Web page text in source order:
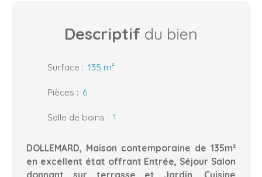
Descriptif du bien
Surface : 135 m²
Pièces : 6
Salle de bains : 1
DOLLEMARD, Maison contemporaine de 135m²
en excellent état offrant Entrée, Séjour Salon
donnant sur terrasse et Jardin, Cuisine